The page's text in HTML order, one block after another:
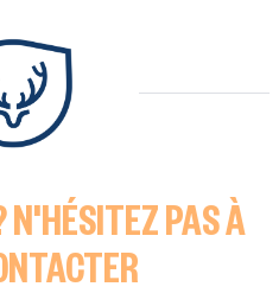
N'HÉSITEZ PAS À